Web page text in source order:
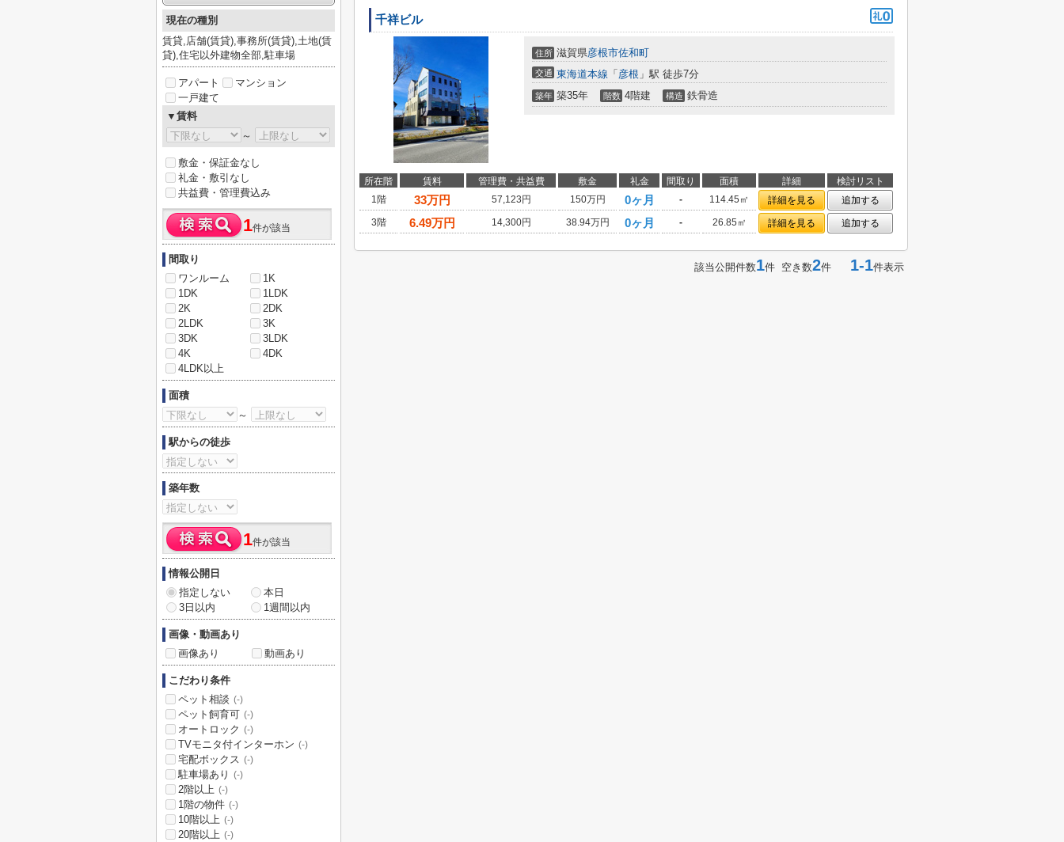
千祥ビル
住所 滋賀県彦根市佐和町
交通 東海道本線 「 彦根 」駅 徒歩7分
築年 築35年 階数 4階建 構造 鉄骨造
所在階 賃料 管理費・共益費 敷金 礼金 間取り 面積 詳細
検討リスト
1階
33万円 57,123円 150万円 0ヶ月 - 114.45㎡ 詳細を見る
追加する
3階
6.49万円 14,300円 38.94万円 0ヶ月 - 26.85㎡ 詳細を見る 追加する
該当公開件数1件 空き数2件 1-1件表示
現在の種別
賃貸,店舗(賃貸),事務所(賃貸),土地(賃
貸),住宅以外建物全部,駐車場
アパート
マンション
一戸建て
▼賃料
～
敷金・保証金なし
礼金・敷引なし
共益費・管理費込み
1件が該当
間取り
ワンルーム
1K
1DK
1LDK
2K
2DK
2LDK
3K
3DK
3LDK
4K
4DK
4LDK以上
面積
～
駅からの徒歩
築年数
1件が該当
情報公開日
指定しない
本日
3日以内
1週間以内
画像・動画あり
画像あり
動画あり
こだわり条件
ペット相談 (-)
ペット飼育可 (-)
オートロック (-)
TVモニタ付インターホン (-)
宅配ボックス (-)
駐車場あり (-)
2階以上 (-)
1階の物件 (-)
10階以上 (-)
20階以上 (-)